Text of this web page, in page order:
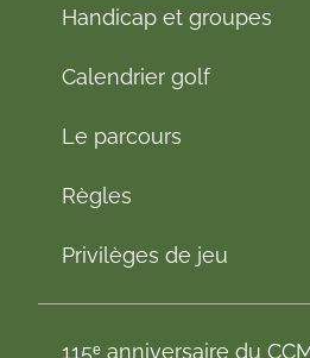
Handicap et groupes
Calendrier golf
Le parcours
Règles
Privilèges de jeu
115ᵉ anniversaire du